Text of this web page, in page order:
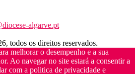
algarve.pt
todos os direitos reservados.
melhorar o desempenho e a sua
Ao navegar no site estará a consentir a
com a politica de privacidade e